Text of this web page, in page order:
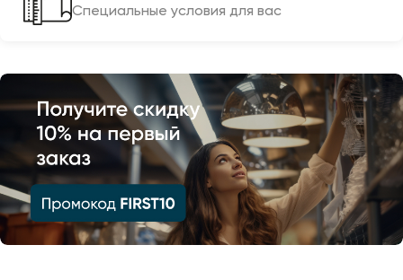
Специальные условия для вас